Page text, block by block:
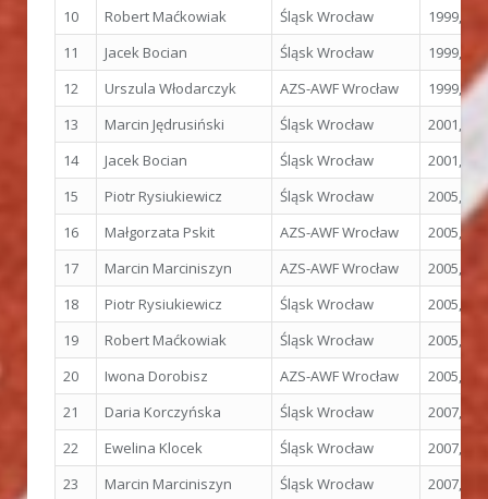
10
Robert Maćkowiak Śląsk Wrocław
1999,
11
Jacek Bocian Śląsk Wrocław
1999,
12
Urszula Włodarczyk AZS-AWF Wrocław
1999,
13
Marcin Jędrusiński Śląsk Wrocław
2001,
14
Jacek Bocian Śląsk Wrocław
2001,
15
Piotr Rysiukiewicz Śląsk Wrocław
2005,
16
Małgorzata Pskit AZS-AWF Wrocław
2005,
17
Marcin Marciniszyn AZS-AWF Wrocław
2005,
18
Piotr Rysiukiewicz Śląsk Wrocław
2005,
19
Robert Maćkowiak Śląsk Wrocław
2005,
20
Iwona Dorobisz AZS-AWF Wrocław
2005,
21
Daria Korczyńska Śląsk Wrocław
2007,
22
Ewelina Klocek Śląsk Wrocław
2007,
23
Marcin Marciniszyn Śląsk Wrocław
2007,